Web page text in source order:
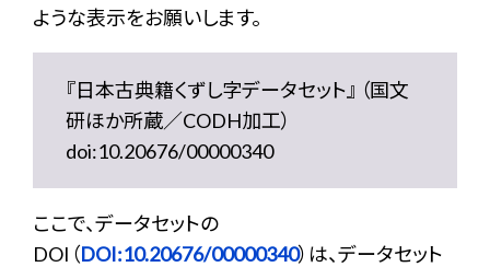
ような表示をお願いします。
『日本古典籍くずし字データセット』 （国文
研ほか所蔵／CODH加工）
doi:10.20676/00000340
ここで、データセットの
DOI（DOI:10.20676/00000340）は、データセット